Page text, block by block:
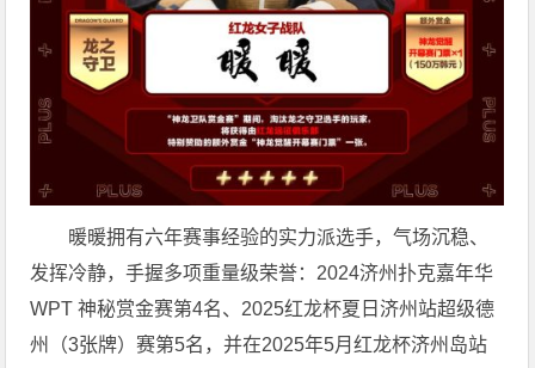
暖暖拥有六年赛事经验的实力派选手，气场沉稳、
发挥冷静，手握多项重量级荣誉：2024济州扑克嘉年华
WPT 神秘赏金赛第4名、2025红龙杯夏日济州站超级德
州（3张牌）赛第5名，并在2025年5月红龙杯济州岛站